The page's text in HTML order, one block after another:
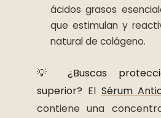
ácidos grasos
que estimulan y
natural de colágeno.
💡 ¿Buscas
superior? El Sérum
contiene una